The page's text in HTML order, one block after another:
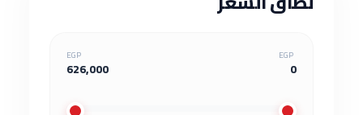
EGP
0
EGP
626,000